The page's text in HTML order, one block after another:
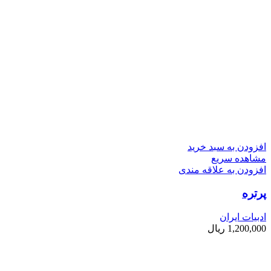
افزودن به سبد خرید
مشاهده سریع
افزودن به علاقه مندی
پرتره
ادبیات ایران
1,200,000 ریال